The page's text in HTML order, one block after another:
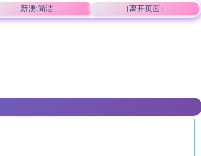
新澳:简洁 [离开页面]